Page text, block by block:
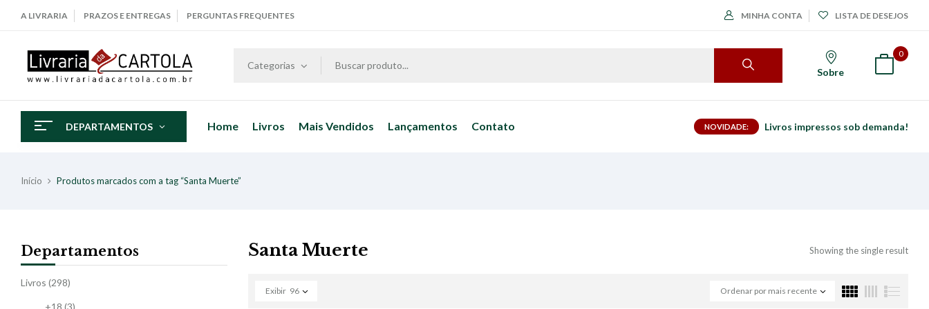
A LIVRARIA PRAZOS E ENTREGAS PERGUNTAS FREQUENTES MINHA CONTA LISTA DE DESEJOS
Categorias
Sobre
0
DEPARTAMENTOS Home Livros Mais Vendidos Lançamentos Contato NOVIDADE: Livros impressos sob demanda!
Início Produtos marcados com a tag “Santa Muerte”
Departamentos
Livros (298)
+18 (3)
Santa Muerte Showing the single result
Ordenar por mais recente
Exibir 96